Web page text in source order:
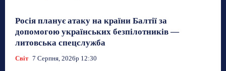
Росія планує атаку на країни Балтії за
допомогою українських безпілотників —
литовська спецслужба
Світ 7 Серпня, 2026р 12:30